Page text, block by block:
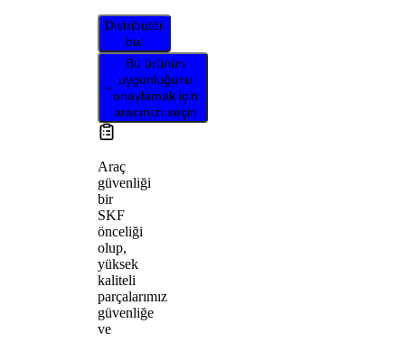
Distribütör
bul
Bu ürünün
uygunluğunu
onaylamak için
aracınızı seçin
Araç
güvenliği
bir
SKF
önceliği
olup,
yüksek
kaliteli
parçalarımız
güvenliğe
ve